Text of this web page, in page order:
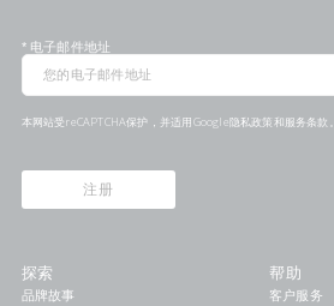
* 电子邮件地址
本网站受reCAPTCHA保护，并适用Google隐私政策和服务条款 。
注册
探索
品牌故事
帮助
客户服务